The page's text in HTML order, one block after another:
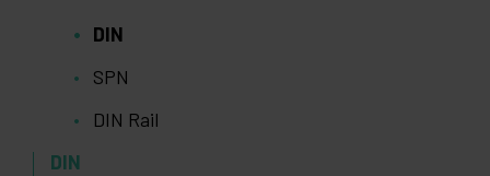
DIN
SPN
DIN Rail
DIN